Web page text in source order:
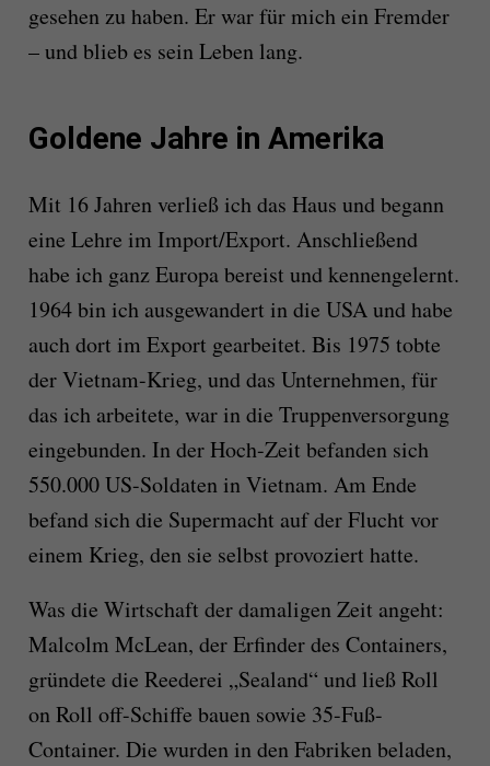
gesehen zu haben. Er war für mich ein Fremder
– und blieb es sein Leben lang.
Goldene Jahre in Amerika
Mit 16 Jahren verließ ich das Haus und begann
eine Lehre im Import/Export. Anschließend
habe ich ganz Europa bereist und kennengelernt.
1964 bin ich ausgewandert in die USA und habe
auch dort im Export gearbeitet. Bis 1975 tobte
der Vietnam-Krieg, und das Unternehmen, für
das ich arbeitete, war in die Truppenversorgung
eingebunden. In der Hoch-Zeit befanden sich
550.000 US-Soldaten in Vietnam. Am Ende
befand sich die Supermacht auf der Flucht vor
einem Krieg, den sie selbst provoziert hatte.
Was die Wirtschaft der damaligen Zeit angeht:
Malcolm McLean, der Erfinder des Containers,
gründete die Reederei „Sealand“ und ließ Roll
on Roll off-Schiffe bauen sowie 35-Fuß-
Container. Die wurden in den Fabriken beladen,